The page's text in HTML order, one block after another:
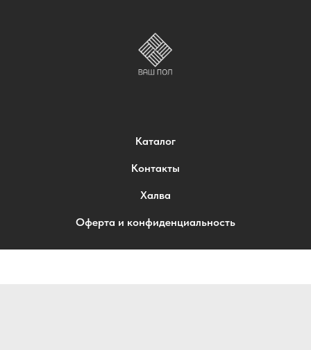
Каталог
Контакты
Халва
Оферта и конфиденциальность